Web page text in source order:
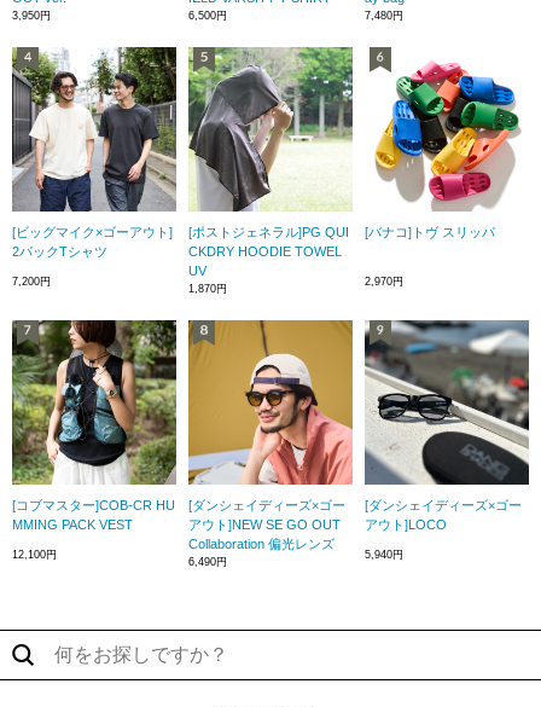
3,950円 6,500円 7,480円
[ビッグマイク×ゴーアウト]
2パックTシャツ
7,200円
[ポストジェネラル]PG QUI
CKDRY HOODIE TOWEL
UV
1,870円
[バナコ]トヴ スリッパ
2,970円
[コブマスター]COB-CR HU
MMING PACK VEST
12,100円
[ダンシェイディーズ×ゴー
アウト]NEW SE GO OUT
Collaboration 偏光レンズ
6,490円
[ダンシェイディーズ×ゴー
アウト]LOCO
5,940円